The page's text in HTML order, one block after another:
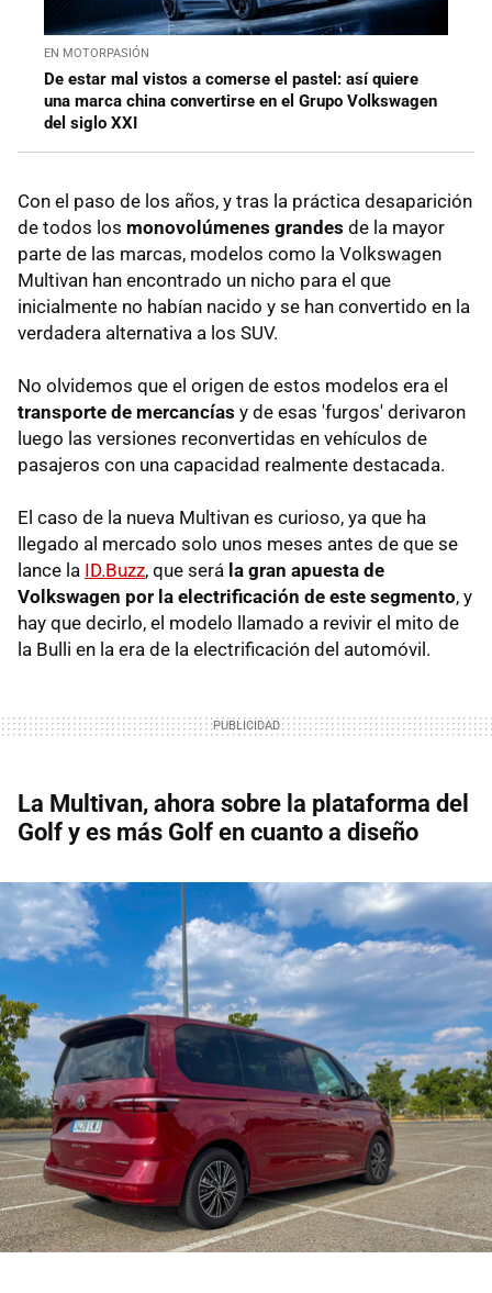
EN MOTORPASIÓN
De estar mal vistos a comerse el pastel: así quiere
una marca china convertirse en el Grupo Volkswagen
del siglo XXI
Con el paso de los años, y tras la práctica desaparición
de todos los monovolúmenes grandes de la mayor
parte de las marcas, modelos como la Volkswagen
Multivan han encontrado un nicho para el que
inicialmente no habían nacido y se han convertido en la
verdadera alternativa a los SUV.
No olvidemos que el origen de estos modelos era el
transporte de mercancías y de esas 'furgos' derivaron
luego las versiones reconvertidas en vehículos de
pasajeros con una capacidad realmente destacada.
El caso de la nueva Multivan es curioso, ya que ha
llegado al mercado solo unos meses antes de que se
lance la ID.Buzz, que será la gran apuesta de
Volkswagen por la electrificación de este segmento, y
hay que decirlo, el modelo llamado a revivir el mito de
la Bulli en la era de la electrificación del automóvil.
La Multivan, ahora sobre la plataforma del
Golf y es más Golf en cuanto a diseño